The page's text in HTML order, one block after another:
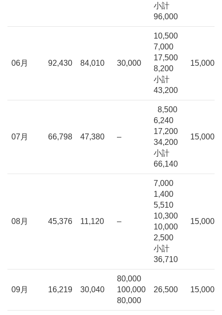
小計
96,000
06月 92,430 84,010 30,000
10,500
7,000
17,500
8,200
小計
43,200
15,000
07月 66,798 47,380 –
8,500
6,240
17,200
34,200
小計
66,140
15,000
08月 45,376 11,120 –
7,000
1,400
5,510
10,300
10,000
2,500
小計
36,710
15,000
09月 16,219 30,040
80,000
100,000
80,000
26,500 15,000